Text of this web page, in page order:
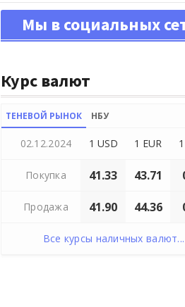
Мы в социальных
Курс валют
ТЕНЕВОЙ РЫНОК НБУ
02.12.2024 1 USD 1 EUR
Покупка 41.33 43.71
Продажа 41.90 44.36
Все курсы наличных валют...